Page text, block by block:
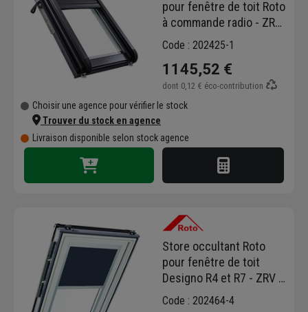
pour fenêtre de toit Roto
à commande radio - ZRO
RT2 SF - 114,00 cm x
118,00 cm
Code : 202425-1
1145,52 €
dont 0,12 € éco-contribution
Choisir une agence pour vérifier le stock
Trouver du stock en agence
Livraison disponible selon stock agence
Store occultant Roto
pour fenêtre de toit
Designo R4 et R7 - ZRV -
54,00 cm x 78,00 cm -
Code : 202464-4